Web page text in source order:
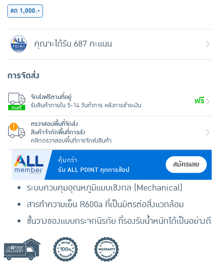
คุ้มกว่า
รับ ALL POINT ทุกการช้อป
สมัครเลย
ระบบควบคุมอุณหภูมิแบบเชิงกล (Mechanical)
สารทำความเย็น R600a ที่เป็นมิตรต่อสิ่งแวดล้อม
ชั้นวางของแบบกระจกนิรภัย ที่รองรับน้ำหนักได้เป็นอย่างดี
ลด 1,000.-
คุณจะได้รับ 687 คะแนน
การจัดส่ง
จัดส่งฟรีตามที่อยู่
รับสินค้าภายใน 5-14 วันทำการ หลังการชำระเงิน
ฟรี
ตรวจสอบพื้นที่จัดส่ง
สินค้าจำกัดพื้นที่การส่ง
คลิกตรวจสอบพื้นที่การจัดส่งสินค้า